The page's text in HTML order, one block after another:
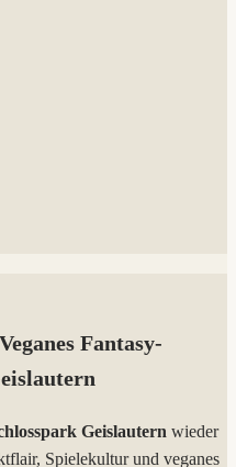
Fantasy-
Geislautern wieder
Spielekultur und veganes